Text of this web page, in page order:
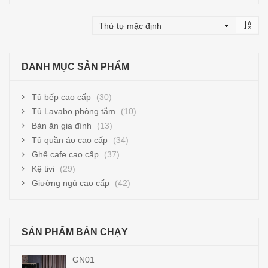
DANH MỤC SẢN PHẨM
Tủ bếp cao cấp
(30)
Tủ Lavabo phòng tắm
(10)
Bàn ăn gia đình
(13)
Tủ quần áo cao cấp
(34)
Ghế cafe cao cấp
(37)
Kệ tivi
(29)
Giường ngủ cao cấp
(42)
SẢN PHẨM BÁN CHẠY
GN01